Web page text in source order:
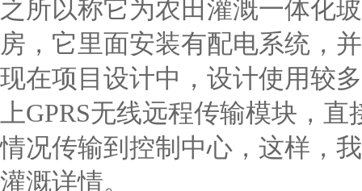
之所以称它为农田灌溉一体化
房，它里面安装有配电系统，
现在项目设计中，设计使用较
上GPRS无线远程传输模块，
情况传输到控制中心，这样，
灌溉详情。